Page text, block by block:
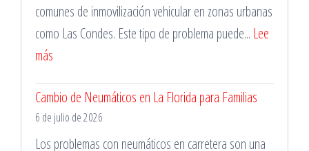
Santiago
las
comunes de inmovilización vehicular en zonas urbanas
como Las Condes. Este tipo de problema puede... Lee
más
en
Las
Condes
Cambio de Neumáticos en La Florida para Familias
6 de julio de 2026
Los problemas con neumáticos en carretera son una